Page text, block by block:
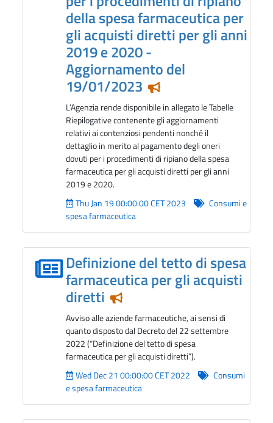
della spesa farmaceutica per
gli acquisti diretti per gli anni
2019 e 2020 -
Aggiornamento del
19/01/2023 Notizia in evidenza
L’Agenzia rende disponibile in allegato le Tabelle
Riepilogative contenente gli aggiornamenti
relativi ai contenziosi pendenti nonché il
dettaglio in merito al pagamento degli oneri
dovuti per i procedimenti di ripiano della spesa
farmaceutica per gli acquisti diretti per gli anni
2019 e 2020.
Thu Jan 19 00:00:00 CET 2023
Consumi e
spesa farmaceutica
Definizione del tetto di spesa
farmaceutica per gli acquisti
diretti Notizia in evidenza
Avviso alle aziende farmaceutiche, ai sensi di
quanto disposto dal Decreto del 22 settembre
2022 (“Definizione del tetto di spesa
farmaceutica per gli acquisti diretti”).
Wed Dec 21 00:00:00 CET 2022
Consumi
e spesa farmaceutica